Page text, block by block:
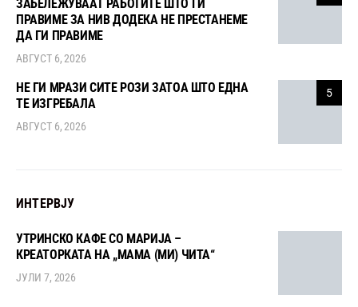
ЗАБЕЛЕЖУВААТ РАБОТИТЕ ШТО ГИ
ПРАВИМЕ ЗА НИВ ДОДЕКА НЕ ПРЕСТАНЕМЕ
ДА ГИ ПРАВИМЕ
АВГУСТ 6, 2026
5
НЕ ГИ МРАЗИ СИТЕ РОЗИ ЗАТОА ШТО ЕДНА
ТЕ ИЗГРЕБАЛА
АВГУСТ 6, 2026
ИНТЕРВЈУ
УТРИНСКО КАФЕ СО МАРИЈА –
КРЕАТОРКАТА НА „МАМА (МИ) ЧИТА“
ЈУЛИ 7, 2026